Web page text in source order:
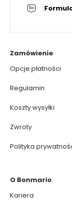
Zamówienie
Opcje płatności
Regulamin
Koszty wysyłki
Zwroty
Polityka
O Bonmario
Kariera